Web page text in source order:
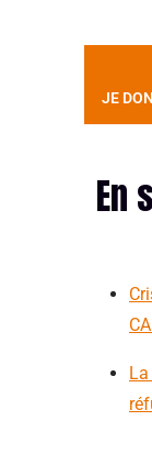
JE
En